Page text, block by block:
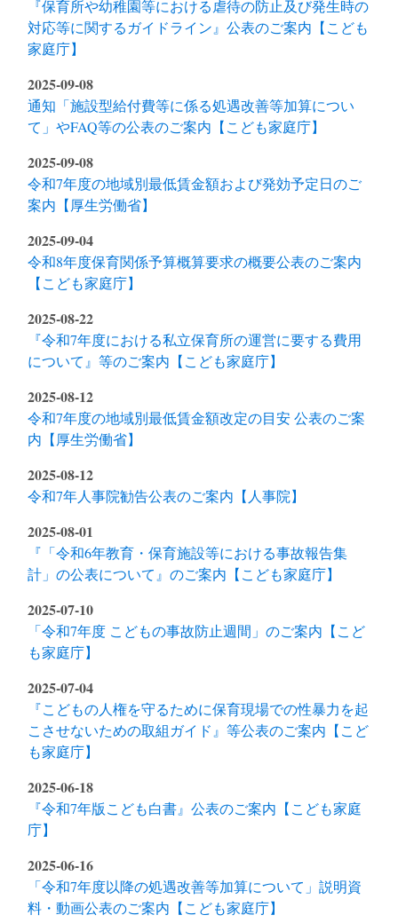
『保育所や幼稚園等における虐待の防止及び発生時の
対応等に関するガイドライン』公表のご案内【こども
家庭庁】
2025-09-08
通知「施設型給付費等に係る処遇改善等加算につい
て」やFAQ等の公表のご案内【こども家庭庁】
2025-09-08
令和7年度の地域別最低賃金額および発効予定日のご
案内【厚生労働省】
2025-09-04
令和8年度保育関係予算概算要求の概要公表のご案内
【こども家庭庁】
2025-08-22
『令和7年度における私立保育所の運営に要する費用
について』等のご案内【こども家庭庁】
2025-08-12
令和7年度の地域別最低賃金額改定の目安 公表のご案
内【厚生労働省】
2025-08-12
令和7年人事院勧告公表のご案内【人事院】
2025-08-01
『「令和6年教育・保育施設等における事故報告集
計」の公表について』のご案内【こども家庭庁】
2025-07-10
「令和7年度 こどもの事故防止週間」のご案内【こど
も家庭庁】
2025-07-04
『こどもの人権を守るために保育現場での性暴力を起
こさせないための取組ガイド』等公表のご案内【こど
も家庭庁】
2025-06-18
『令和7年版こども白書』公表のご案内【こども家庭
庁】
2025-06-16
「令和7年度以降の処遇改善等加算について」説明資
料・動画公表のご案内【こども家庭庁】